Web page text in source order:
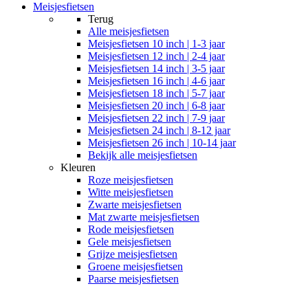
Meisjesfietsen
Terug
Alle meisjesfietsen
Meisjesfietsen 10 inch | 1-3 jaar
Meisjesfietsen 12 inch | 2-4 jaar
Meisjesfietsen 14 inch | 3-5 jaar
Meisjesfietsen 16 inch | 4-6 jaar
Meisjesfietsen 18 inch | 5-7 jaar
Meisjesfietsen 20 inch | 6-8 jaar
Meisjesfietsen 22 inch | 7-9 jaar
Meisjesfietsen 24 inch | 8-12 jaar
Meisjesfietsen 26 inch | 10-14 jaar
Bekijk alle meisjesfietsen
Kleuren
Roze meisjesfietsen
Witte meisjesfietsen
Zwarte meisjesfietsen
Mat zwarte meisjesfietsen
Rode meisjesfietsen
Gele meisjesfietsen
Grijze meisjesfietsen
Groene meisjesfietsen
Paarse meisjesfietsen